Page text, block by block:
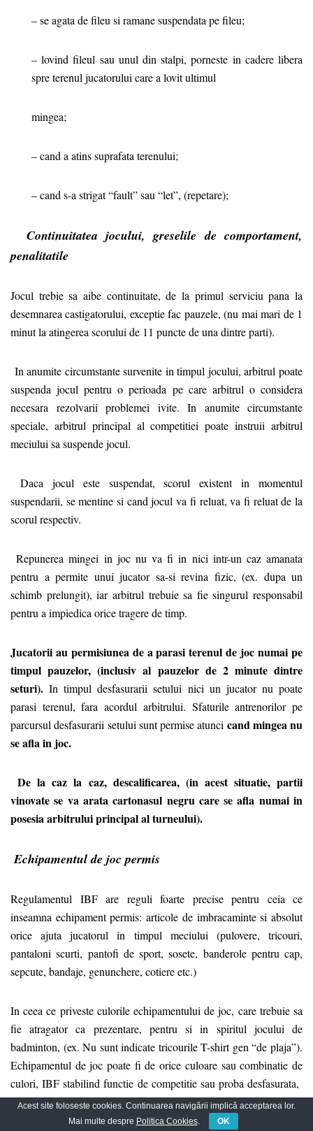
– se agata de fileu si ramane suspendata pe fileu;
– lovind fileul sau unul din stalpi, porneste in cadere libera
spre terenul jucatorului care a lovit ultimul
mingea;
– cand a atins suprafata terenului;
– cand s-a strigat “fault” sau “let”, (repetare);
Continuitatea jocului, greselile de comportament,
penalitatile
Jocul trebie sa aibe continuitate, de la primul serviciu pana la
desemnarea castigatorului, exceptie fac pauzele, (nu mai mari de 1
minut la atingerea scorului de 11 puncte de una dintre parti).
In anumite circumstante survenite in timpul jocului, arbitrul poate
suspenda jocul pentru o perioada pe care arbitrul o considera
necesara rezolvarii problemei ivite. In anumite circumstante
speciale, arbitrul principal al competitiei poate instruii arbitrul
meciului sa suspende jocul.
Daca jocul este suspendat, scorul existent in momentul
suspendarii, se mentine si cand jocul va fi reluat, va fi reluat de la
scorul respectiv.
Repunerea mingei in joc nu va fi in nici intr-un caz amanata
pentru a permite unui jucator sa-si revina fizic, (ex. dupa un
schimb prelungit), iar arbitrul trebuie sa fie singurul responsabil
pentru a impiedica orice tragere de timp.
Jucatorii au permisiunea de a parasi terenul de joc numai pe
timpul pauzelor, (inclusiv al pauzelor de 2 minute dintre
seturi). In timpul desfasurarii setului nici un jucator nu poate
parasi terenul, fara acordul arbitrului. Sfaturile antrenorilor pe
parcursul desfasurarii setului sunt permise atunci cand mingea nu
se afla in joc.
De la caz la caz, descalificarea, (in acest situatie, partii
vinovate se va arata cartonasul negru care se afla numai in
posesia arbitrului principal al turneului).
Echipamentul de joc permis
Regulamentul IBF are reguli foarte precise pentru ceia ce
inseamna echipament permis: articole de imbracaminte si absolut
orice ajuta jucatorul in timpul meciului (pulovere, tricouri,
pantaloni scurti, pantofi de sport, sosete, banderole pentru cap,
sepcute, bandaje, genunchere, cotiere etc.)
In ceea ce priveste culorile echipamentului de joc, care trebuie sa
fie atragator ca prezentare, pentru si in spiritul jocului de
badminton, (ex. Nu sunt indicate tricourile T-shirt gen “de plaja”).
Echipamentul de joc poate fi de orice culoare sau combinatie de
culori, IBF stabilind functie de competitie sau proba desfasurata,
reguli speciale de respectat cu privire la culoare, reclame, desen,
dimensiunile si forma inscrisurilor etc.) .
Acest site foloseste cookies. Continuarea navigării implică acceptarea lor.
Mai multe despre Politica Cookies. OK